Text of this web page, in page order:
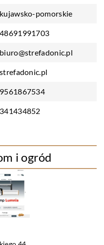
kujawsko-pomorskie
48691991703
biuro@strefadonic.pl
strefadonic.pl
9561867534
341434852
i ogród